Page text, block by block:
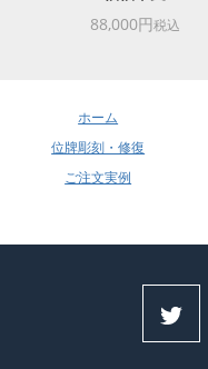
88,000円税込
ホーム
位牌彫刻・修復
ご注文実例